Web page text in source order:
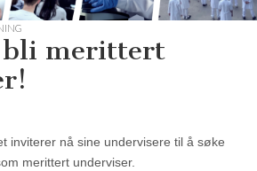
bli merittert
inviterer nå sine undervisere til å søke
merittert underviser.